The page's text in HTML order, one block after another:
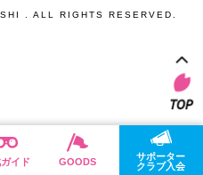
. ALL RIGHTS RESERVED.
イド GOODS
サポーター
クラブ入会